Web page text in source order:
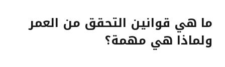
ما هي قوانين التحقق من العمر
ولماذا هي مهمة؟